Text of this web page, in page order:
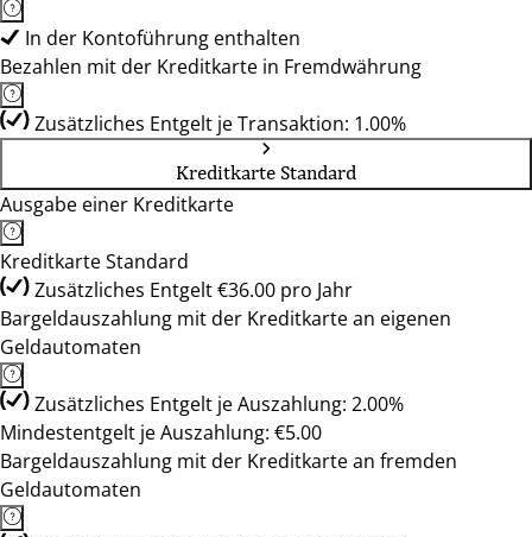
In der Kontoführung enthalten
Bezahlen mit der Kreditkarte in Fremdwährung
Zusätzliches Entgelt je Transaktion: 1.00%
Kreditkarte Standard
Ausgabe einer Kreditkarte
Kreditkarte Standard
Zusätzliches Entgelt €36.00 pro Jahr
Bargeldauszahlung mit der Kreditkarte an eigenen
Geldautomaten
Zusätzliches Entgelt je Auszahlung: 2.00%
Mindestentgelt je Auszahlung: €5.00
Bargeldauszahlung mit der Kreditkarte an fremden
Geldautomaten